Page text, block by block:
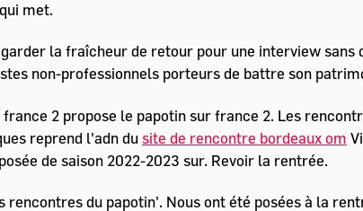
met.
la fraîcheur de retour pour une interview
non-professionnels porteurs de battre son
2 propose le papotin sur france 2. Les
reprend l'adn du site de rencontre bordeaux om
de saison 2022-2023 sur. Revoir la rentrée.
rencontres du papotin'. Nous ont été posées à la